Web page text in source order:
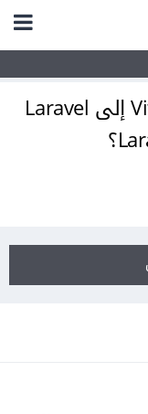
كيفية الانتقال من Vite إلى Laravel